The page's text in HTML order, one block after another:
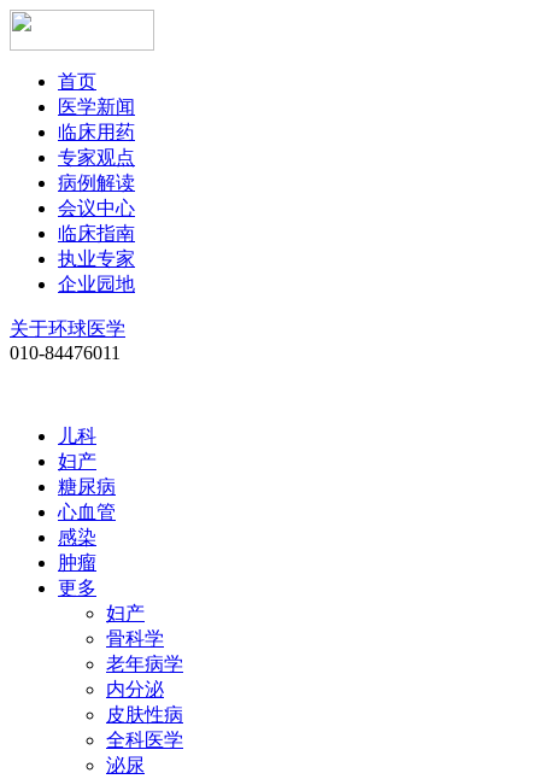
首页
医学新闻
临床用药
专家观点
病例解读
会议中心
临床指南
执业专家
企业园地
关于环球医学
010-84476011
儿科
妇产
糖尿病
心血管
感染
肿瘤
更多
妇产
骨科学
老年病学
内分泌
皮肤性病
全科医学
泌尿